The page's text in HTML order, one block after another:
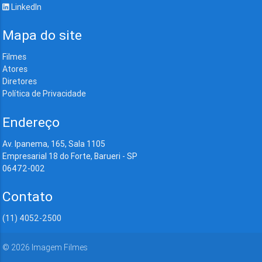
LinkedIn
Mapa do site
Filmes
Atores
Diretores
Política de Privacidade
Endereço
Av. Ipanema, 165, Sala 1105
Empresarial 18 do Forte, Barueri - SP
06472-002
Contato
(11) 4052-2500
© 2026 Imagem Filmes